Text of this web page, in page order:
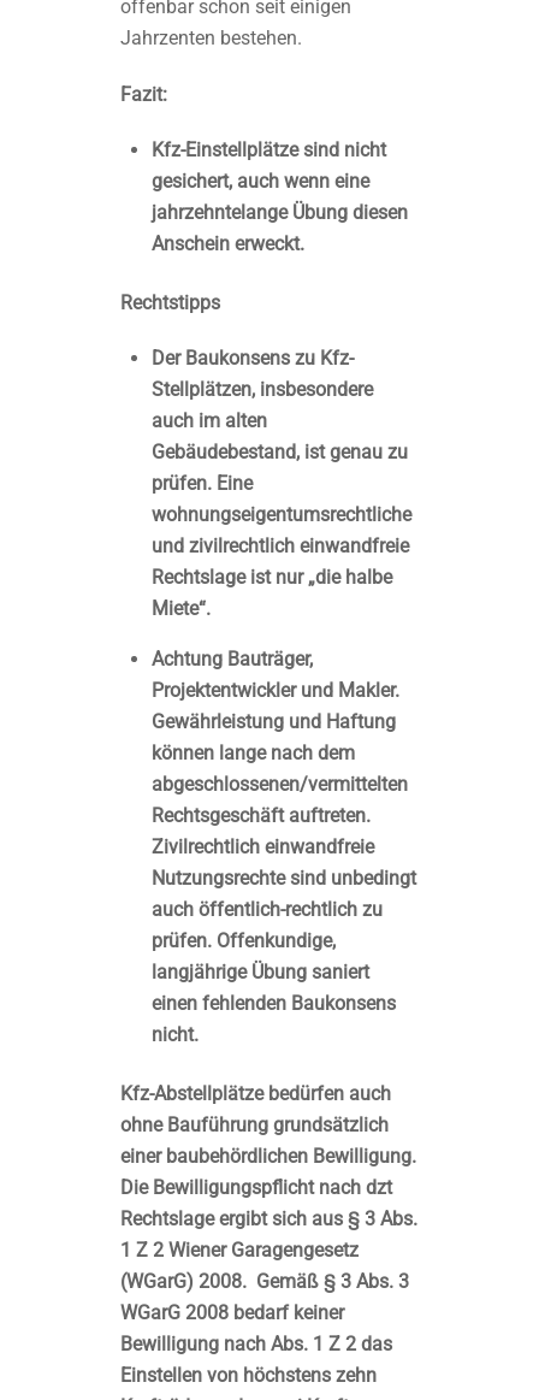
offenbar schon seit einigen
Jahrzenten bestehen.
Fazit:
Kfz-Einstellplätze sind nicht
gesichert, auch wenn eine
jahrzehntelange Übung diesen
Anschein erweckt.
Rechtstipps
Der Baukonsens zu Kfz-
Stellplätzen, insbesondere
auch im alten
Gebäudebestand, ist genau zu
prüfen. Eine
wohnungseigentumsrechtliche
und zivilrechtlich einwandfreie
Rechtslage ist nur „die halbe
Miete“.
Achtung Bauträger,
Projektentwickler und Makler.
Gewährleistung und Haftung
können lange nach dem
abgeschlossenen/vermittelten
Rechtsgeschäft auftreten.
Zivilrechtlich einwandfreie
Nutzungsrechte sind unbedingt
auch öffentlich-rechtlich zu
prüfen. Offenkundige,
langjährige Übung saniert
einen fehlenden Baukonsens
nicht.
Kfz-Abstellplätze bedürfen auch
ohne Bauführung grundsätzlich
einer baubehördlichen Bewilligung.
Die Bewilligungspflicht nach dzt
Rechtslage ergibt sich aus § 3 Abs.
1 Z 2 Wiener Garagengesetz
(WGarG) 2008. Gemäß § 3 Abs. 3
WGarG 2008 bedarf keiner
Bewilligung nach Abs. 1 Z 2 das
Einstellen von höchstens zehn